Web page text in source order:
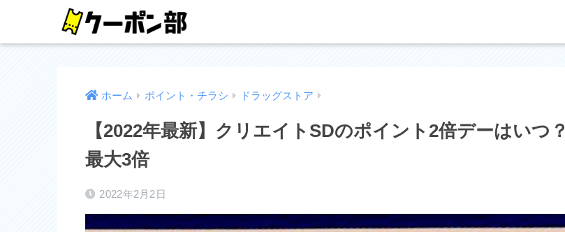
ホーム ポイント・チラシ ドラッグストア
【2022年最新】クリエイトSDのポイント2倍デーはいつ？
最大3倍
2022年2月2日